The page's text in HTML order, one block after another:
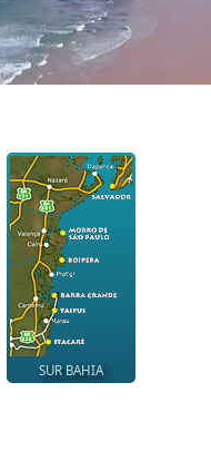
SUR BAHIA